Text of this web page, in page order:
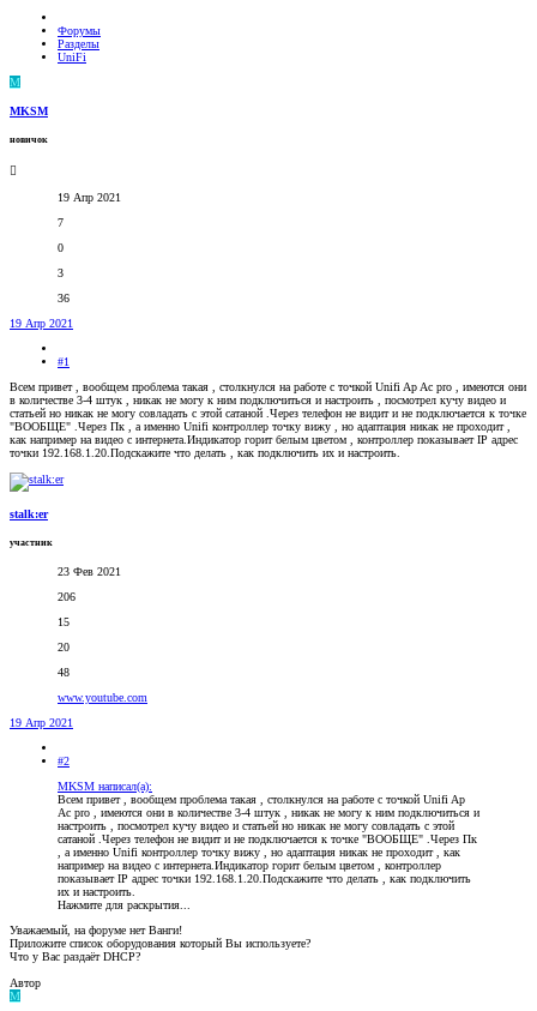
Форумы
Разделы
UniFi
M
MKSM
новичок
19 Апр 2021
7
0
3
36
19 Апр 2021
#1
Всем привет , вообщем проблема такая , столкнулся на работе с точкой Unifi Ap Ac pro , имеются они
в количестве 3-4 штук , никак не могу к ним подключиться и настроить , посмотрел кучу видео и
статьей но никак не могу совладать с этой сатаной .Через телефон не видит и не подключается к точке
"ВООБЩЕ" .Через Пк , а именно Unifi контроллер точку вижу , но адаптация никак не проходит ,
как например на видео с интернета.Индикатор горит белым цветом , контроллер показывает IP адрес
точки 192.168.1.20.Подскажите что делать , как подключить их и настроить.
stalk:er
участник
23 Фев 2021
206
15
20
48
www.youtube.com
19 Апр 2021
#2
MKSM написал(а):
Всем привет , вообщем проблема такая , столкнулся на работе с точкой Unifi Ap
Ac pro , имеются они в количестве 3-4 штук , никак не могу к ним подключиться и
настроить , посмотрел кучу видео и статьей но никак не могу совладать с этой
сатаной .Через телефон не видит и не подключается к точке "ВООБЩЕ" .Через Пк
, а именно Unifi контроллер точку вижу , но адаптация никак не проходит , как
например на видео с интернета.Индикатор горит белым цветом , контроллер
показывает IP адрес точки 192.168.1.20.Подскажите что делать , как подключить
их и настроить.
Нажмите для раскрытия...
Уважаемый, на форуме нет Ванги!
Приложите список оборудования который Вы используете?
Что у Вас раздаёт DHCP?
Автор
M